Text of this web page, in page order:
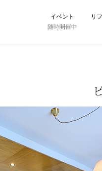
イベント
随時開催中
リ